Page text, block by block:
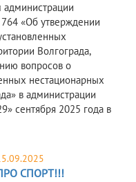
администрации
«Об утверждении
Волгограда,
вопросов о
нестационарных
в администрации
сентября 2025 года в
СПОРТ!!!